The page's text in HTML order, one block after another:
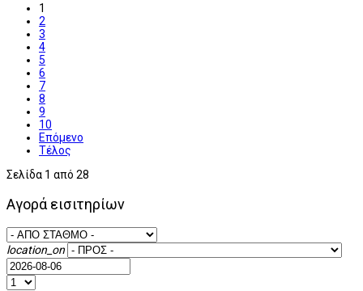
1
2
3
4
5
6
7
8
9
10
Επόμενο
Τέλος
Σελίδα 1 από 28
Αγορά εισιτηρίων
location_on